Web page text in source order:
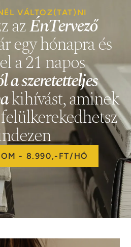
VÁLTOZ(TAT)NI
azÉnTervező
egy hónapra és
a 21 napos
szeretetteljes
kihívást, aminek
- 8.990,-FT/HÓ